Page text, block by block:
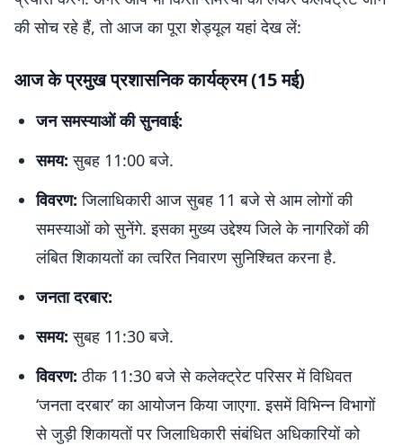
की सोच रहे हैं, तो आज का पूरा शेड्यूल यहां देख लें:
आज के प्रमुख प्रशासनिक कार्यक्रम (15 मई)
जन समस्याओं की सुनवाई:
समय: सुबह 11:00 बजे.
विवरण: जिलाधिकारी आज सुबह 11 बजे से आम लोगों की
समस्याओं को सुनेंगे. इसका मुख्य उद्देश्य जिले के नागरिकों की
लंबित शिकायतों का त्वरित निवारण सुनिश्चित करना है.
जनता दरबार:
समय: सुबह 11:30 बजे.
विवरण: ठीक 11:30 बजे से कलेक्ट्रेट परिसर में विधिवत
‘जनता दरबार’ का आयोजन किया जाएगा. इसमें विभिन्न विभागों
से जुड़ी शिकायतों पर जिलाधिकारी संबंधित अधिकारियों को